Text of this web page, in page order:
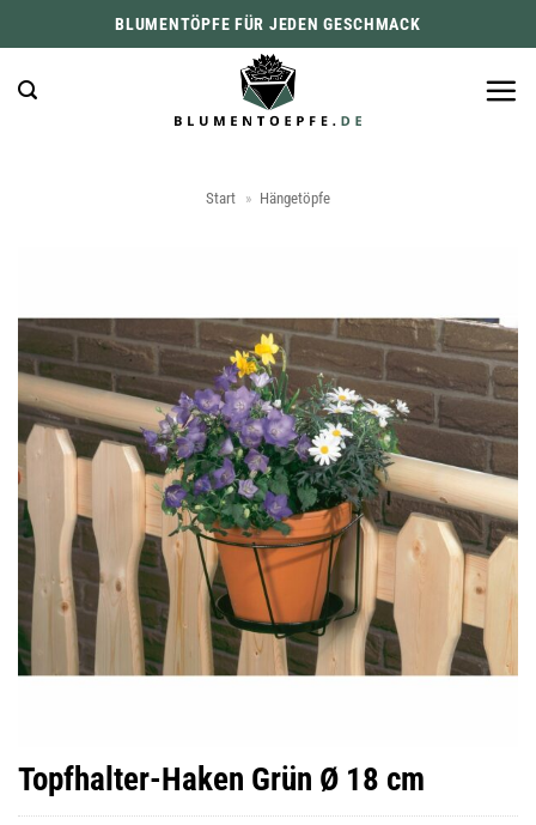
Inhalt
springen
BLUMENTÖPFE FÜR JEDEN GESCHMACK
Start » Hängetöpfe
Topfhalter-Haken Grün Ø 18 cm